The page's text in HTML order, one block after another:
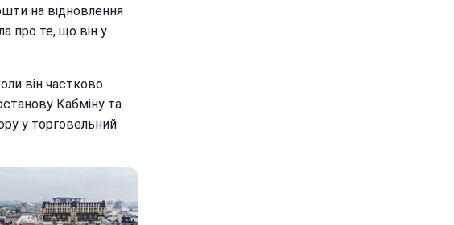
на відновлення
про те, що він у
він частково
Кабміну та
у торговельний